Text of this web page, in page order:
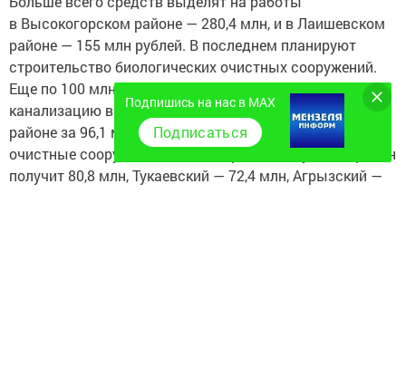
в Высокогорском районе — 280,4 млн, и в Лаишевском
районе — 155 млн рублей. В последнем планируют
строительство биологических очистных сооружений.
Еще по 100 млн выделят на хозяйственно-бытовую
канализацию в Чистополе и Казани. В Мензелинском
районе за 96,1 млн реконструируют биологические
очистные сооружения. В то же время Елабужский район
получит 80,8 млн, Тукаевский — 72,4 млн, Агрызский —
Подпишись на нас в MAX
Подписаться